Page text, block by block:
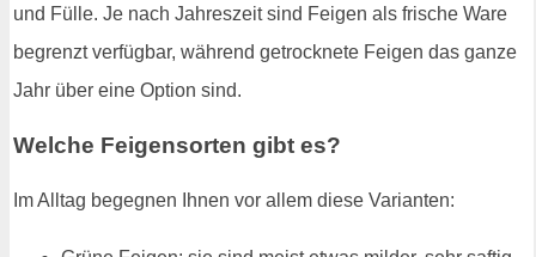
und Fülle. Je nach Jahreszeit sind Feigen als frische Ware
begrenzt verfügbar, während getrocknete Feigen das ganze
Jahr über eine Option sind.
Welche Feigensorten gibt es?
Im Alltag begegnen Ihnen vor allem diese Varianten: